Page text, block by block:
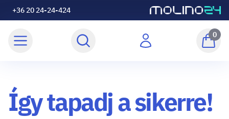
+36 20 24-24-424
0
Így tapadj a sikerre!